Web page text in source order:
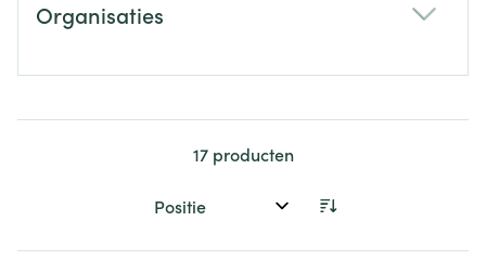
Organisaties
17producten
Sorteer op: